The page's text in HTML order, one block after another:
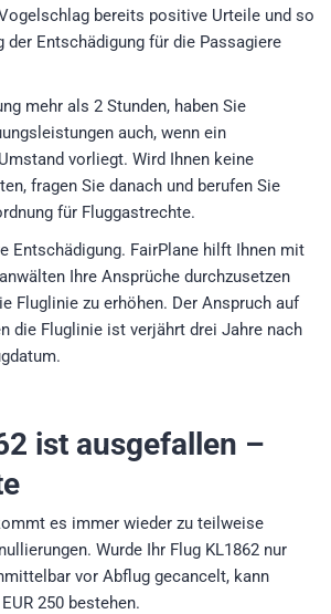
bereits positive Urteile und so
der Entschädigung für die Passagiere
mehr als 2 Stunden, haben Sie
auch, wenn ein
vorliegt. Wird Ihnen keine
fragen Sie danach und berufen Sie
für Fluggastrechte.
Entschädigung. FairPlane hilft Ihnen mit
Ihre Ansprüche durchzusetzen
Fluglinie zu erhöhen. Der Anspruch auf
die Fluglinie ist verjährt drei Jahre nach
ist ausgefallen –
es immer wieder zu teilweise
Wurde Ihr Flug KL1862 nur
vor Abflug gecancelt, kann
250 bestehen.